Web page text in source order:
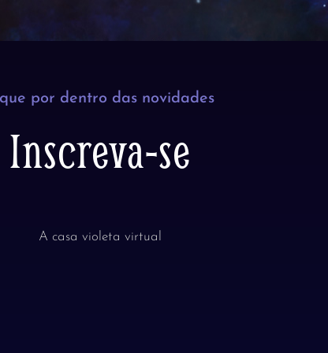
por dentro das novidades
Inscreva-se
A casa violeta virtual